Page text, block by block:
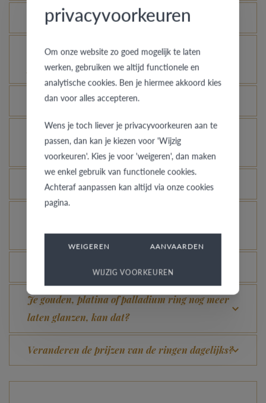
Hoe blijft je gouden ring er als nieuw uitzien?
Voor welke ringen is de diefstalverzekering
geldig?
Kan elke ring gegraveerd worden?
Hoe kan ik zien hoe de ring er uit ziet in een
andere kleur of breedte?
Wat betekent de VdB&VR kwaliteitsgarantie?
verandert in champagnekleur?
Welk voordeel biedt onze Comfort Fit?
Je gouden, platina of palladium ring nog meer
laten glanzen, kan dat?
Veranderen de prijzen van de ringen dagelijks?
privacyvoorkeuren
Om onze website zo goed mogelijk te laten
werken, gebruiken we altijd functionele en
analytische cookies. Ben je hiermee akkoord kies
dan voor alles accepteren.
Wens je toch liever je privacyvoorkeuren aan te
passen, dan kan je kiezen voor 'Wijzig
voorkeuren'. Kies je voor 'weigeren', dan maken
we enkel gebruik van functionele cookies.
Achteraf aanpassen kan altijd via onze cookies
pagina.
WEIGEREN AANVAARDEN
WIJZIG VOORKEUREN